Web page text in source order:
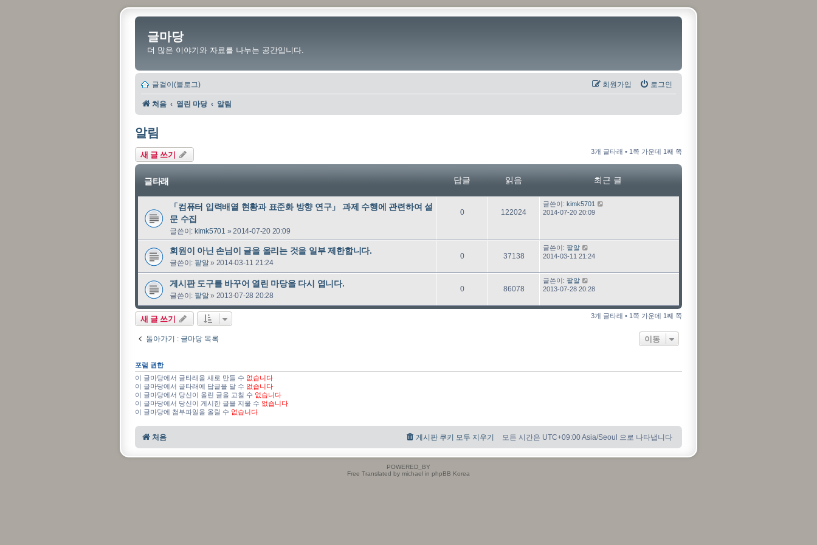
글마당
더 많은 이야기와 자료를 나누는 공간입니다.
글걸이(블로그) 로그인
회원가입
처음 열린 마당 알림
알림
새 글 쓰기 3개 글타래 • 1쪽 가운데 1째 쪽
글타래 답글 읽음 최근 글
「컴퓨터 입력배열 현황과 표준화 방향 연구」 과제 수행에 관련하여 설
문 수집
글쓴이: kimk5701 » 2014-07-20 20:09
0답
122024읽
최근 글
글쓴이: kimk5701
2014-07-20 20:09
회원이 아닌 손님이 글을 올리는 것을 일부 제한합니다.
글쓴이: 팥알» 2014-03-11 21:24
0답
글
37138읽
음
최근 글
글쓴이: 팥알
2014-03-11 21:24
게시판 도구를 바꾸어 열린 마당을 다시 엽니다.
글쓴이: 팥알» 2013-07-28 20:28
0답
글
86078읽
음
최근 글
글쓴이: 팥알
2013-07-28 20:28
새 글 쓰기 3개 글타래 • 1쪽 가운데 1째 쪽
돌아가기 : 글마당 목록 이동
포럼 권한
이 글마당에서 글타래을 새로 만들 수 없습니다
이 글마당에서 글타래에 답글을 달 수 없습니다
이 글마당에서 당신이 올린 글을 고칠 수 없습니다
이 글마당에서 당신이 게시한 글을 지울 수 없습니다
이 글마당에 첨부파일을 올릴 수 없습니다
처음 모든 시간은 UTC+09:00 Asia/Seoul 으로 나타냅니다
게시판 쿠키 모두 지우기
POWERED_BY
Free Translated by michael in phpBB Korea